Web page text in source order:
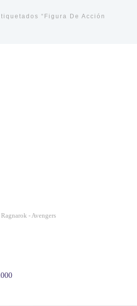
“Figura De Acción
- Avengers